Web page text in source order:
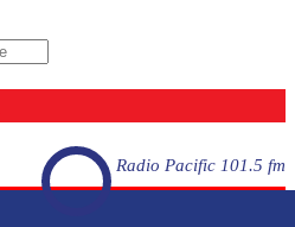
Radio Pacific 101.5 fm